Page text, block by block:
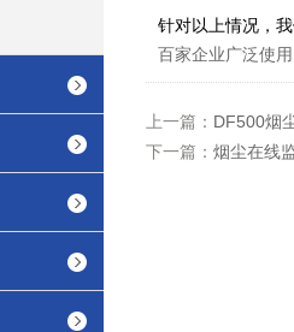
针对以上情况，
百家企业广泛使
上一篇： DF500烟
下一篇： 烟尘在线